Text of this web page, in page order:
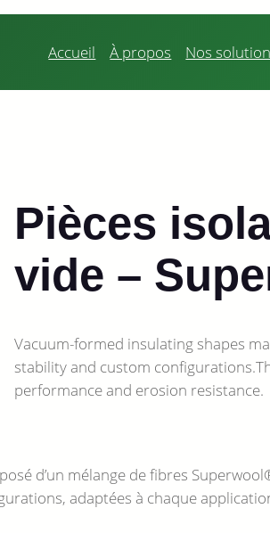
Accueil À propos Nos
Pièces
vide –
Vacuum-formed insulating shapes
stability and custom
performance and erosion resistance.
d’un mélange de fibres
adaptées à chaque